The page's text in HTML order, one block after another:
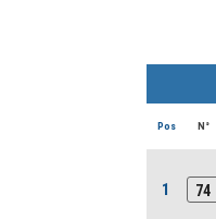
Pos N°
1 74